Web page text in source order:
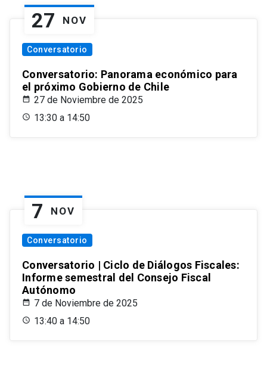
27 NOV
Conversatorio
Conversatorio: Panorama económico para
el próximo Gobierno de Chile
27 de Noviembre de 2025
13:30 a 14:50
7 NOV
Conversatorio
Conversatorio | Ciclo de Diálogos Fiscales:
Informe semestral del Consejo Fiscal
Autónomo
7 de Noviembre de 2025
13:40 a 14:50